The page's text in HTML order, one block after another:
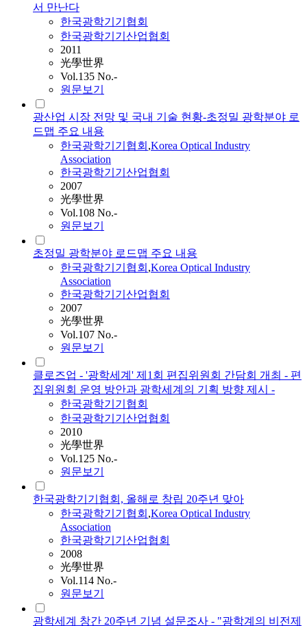
서 만난다
한국광학기기협회
한국광학기기산업협회
2011
光學世界
Vol.135 No.-
원문보기
광산업 시장 전망 및 국내 기술 현황-초정밀 광학분야 로
드맵 주요 내용
한국광학기기협회 ,Korea Optical Industry
Association
한국광학기기산업협회
2007
光學世界
Vol.108 No.-
원문보기
초정밀 광학분야 로드맵 주요 내용
한국광학기기협회 ,Korea Optical Industry
Association
한국광학기기산업협회
2007
光學世界
Vol.107 No.-
원문보기
클로즈업 - '광학세계' 제1회 편집위원회 간담회 개최 - 편
집위원회 운영 방안과 광학세계의 기획 방향 제시 -
한국광학기기협회
한국광학기기산업협회
2010
光學世界
Vol.125 No.-
원문보기
한국광학기기협회, 올해로 창립 20주년 맞아
한국광학기기협회 ,Korea Optical Industry
Association
한국광학기기산업협회
2008
光學世界
Vol.114 No.-
원문보기
광학세계 창간 20주년 기념 설문조사 - "광학계의 비전제